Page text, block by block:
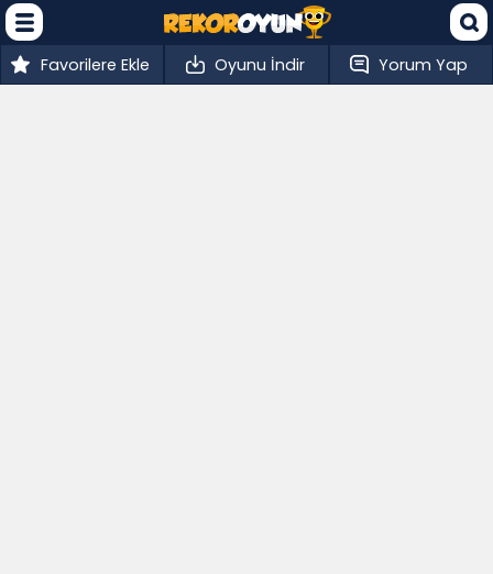
Favorilere Ekle Oyunu İndir Yorum Yap